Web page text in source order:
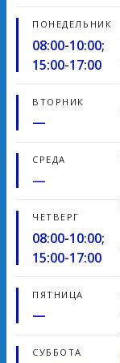
ПОНЕДЕЛЬНИК
08:00-10:00;
15:00-17:00
ВТОРНИК
—
СРЕДА
—
ЧЕТВЕРГ
08:00-10:00;
15:00-17:00
ПЯТНИЦА
—
СУББОТА